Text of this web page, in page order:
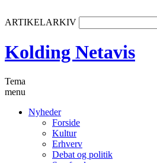
ARTIKELARKIV
Kolding Netavis
Tema
menu
Nyheder
Forside
Kultur
Erhverv
Debat og politik